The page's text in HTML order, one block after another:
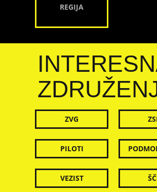
REGIJA
ZVG
PILOTI
VEZIST